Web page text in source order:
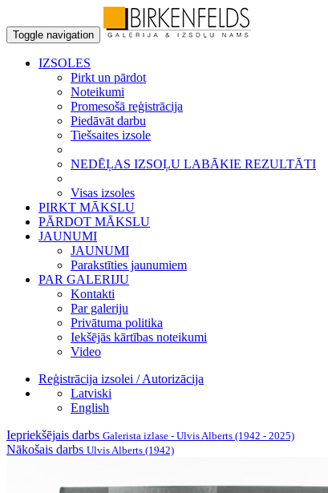
Toggle navigation
IZSOLES
Pirkt un pārdot
Noteikumi
Promesošā reģistrācija
Piedāvāt darbu
Tiešsaites izsole
NEDĒĻAS IZSOĻU LABĀKIE REZULTĀTI
Visas izsoles
PIRKT MĀKSLU
PĀRDOT MĀKSLU
JAUNUMI
JAUNUMI
Parakstīties jaunumiem
PAR GALERIJU
Kontakti
Par galeriju
Privātuma politika
Iekšējās kārtības noteikumi
Video
Reģistrācija izsolei / Autorizācija
Latviski
English
Iepriekšējais darbs Galerista izlase - Ulvis Alberts (1942 - 2025)
Nākošais darbs Ulvis Alberts (1942)